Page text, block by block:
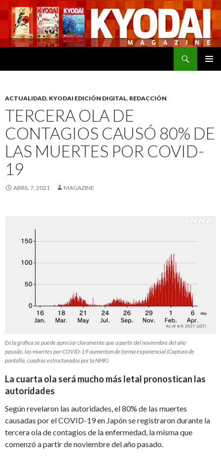
ACTUALIDAD, KYODAI EDICIÓN DIGITAL, REDACCIÓN
TERCERA OLA DE
CONTAGIOS CAUSÓ 80% DE
LAS MUERTES POR COVID-
19
ABRIL 7, 2021 MAGAZINE
En la gráfica se puede apreciar claramente que a partir del noviembre del año
pasado, las muertes por COVID-19 aumentan de forma exponencial (Captura de
pantalla, cuadros estructurados por la NHK)
La cuarta ola será mucho más letal pronostican las
autoridades
Según revelaron las autoridades, el 80% de las muertes
causadas por el COVID-19 en Japón se registraron durante la
tercera ola de contagios de la enfermedad, la misma que
comenzó a partir de noviembre del año pasado.